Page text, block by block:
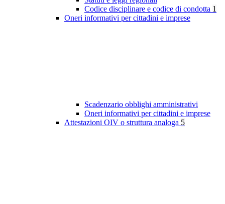
Codice disciplinare e codice di condotta 1
Oneri informativi per cittadini e imprese
Scadenzario obblighi amministrativi
Oneri informativi per cittadini e imprese
Attestazioni OIV o struttura analoga 5